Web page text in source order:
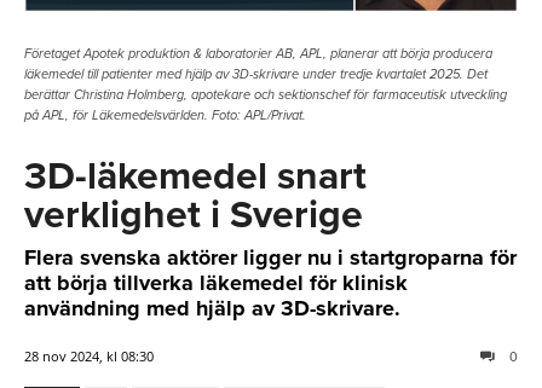
Företaget Apotek produktion & laboratorier AB, APL, planerar att börja producera
läkemedel till patienter med hjälp av 3D-skrivare under tredje kvartalet 2025. Det
berättar Christina Holmberg, apotekare och sektionschef för farmaceutisk utveckling
på APL, för Läkemedelsvärlden. Foto: APL/Privat.
3D-läkemedel snart
verklighet i Sverige
Flera svenska aktörer ligger nu i startgroparna för
att börja tillverka läkemedel för klinisk
användning med hjälp av 3D-skrivare.
28 nov 2024, kl 08:30 0